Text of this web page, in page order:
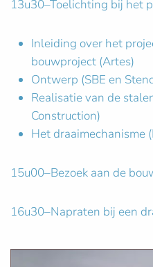
13u30–Toelichting bij het
Inleiding over het
bouwproject (Artes)
Ontwerp (SBE en
Realisatie van de
Construction)
Het draaimechanisme
15u00–Bezoek aan de
16u30–Napraten bij een